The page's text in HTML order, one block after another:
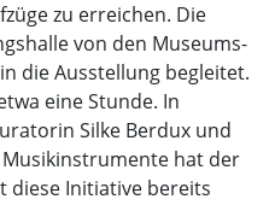
zu erreichen. Die
von den Museums-
die Ausstellung begleitet.
eine Stunde. In
Silke Berdux und
hat der
diese Initiative bereits